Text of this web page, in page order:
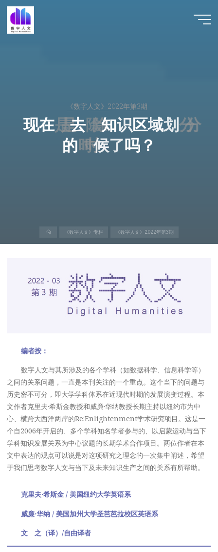
《数字人文》2022年第3期
现在是去除知识区域划分
的时候了吗？
《数字人文》专栏 《数字人文》2022年第3期
编者按：
数字人文与其所涉及的各个学科（如数据科学、信息科学等）
之间的关系问题，一直是本刊关注的一个重点。这个当下的问题与
历史密不可分，即大学学科体系在近现代时期的发展演变过程。本
文作者克里夫·希斯金教授和威廉·华纳教授长期主持以纽约市为中
心、横跨大西洋两岸的Re:Enlightenment学术研究项目。这是一
个自2006年开启的、多个学科知名学者参与的、以启蒙运动与当下
学科知识发展关系为中心议题的长期学术合作项目。两位作者在本
文中表达的观点可以说是对这项研究之理念的一次集中阐述，希望
于我们思考数字人文与当下及未来知识生产之间的关系有所帮助。
克里夫·希斯金 / 美国纽约大学英语系
威廉·华纳 / 美国加州大学圣芭芭拉校区英语系
文 之（译）/自由译者